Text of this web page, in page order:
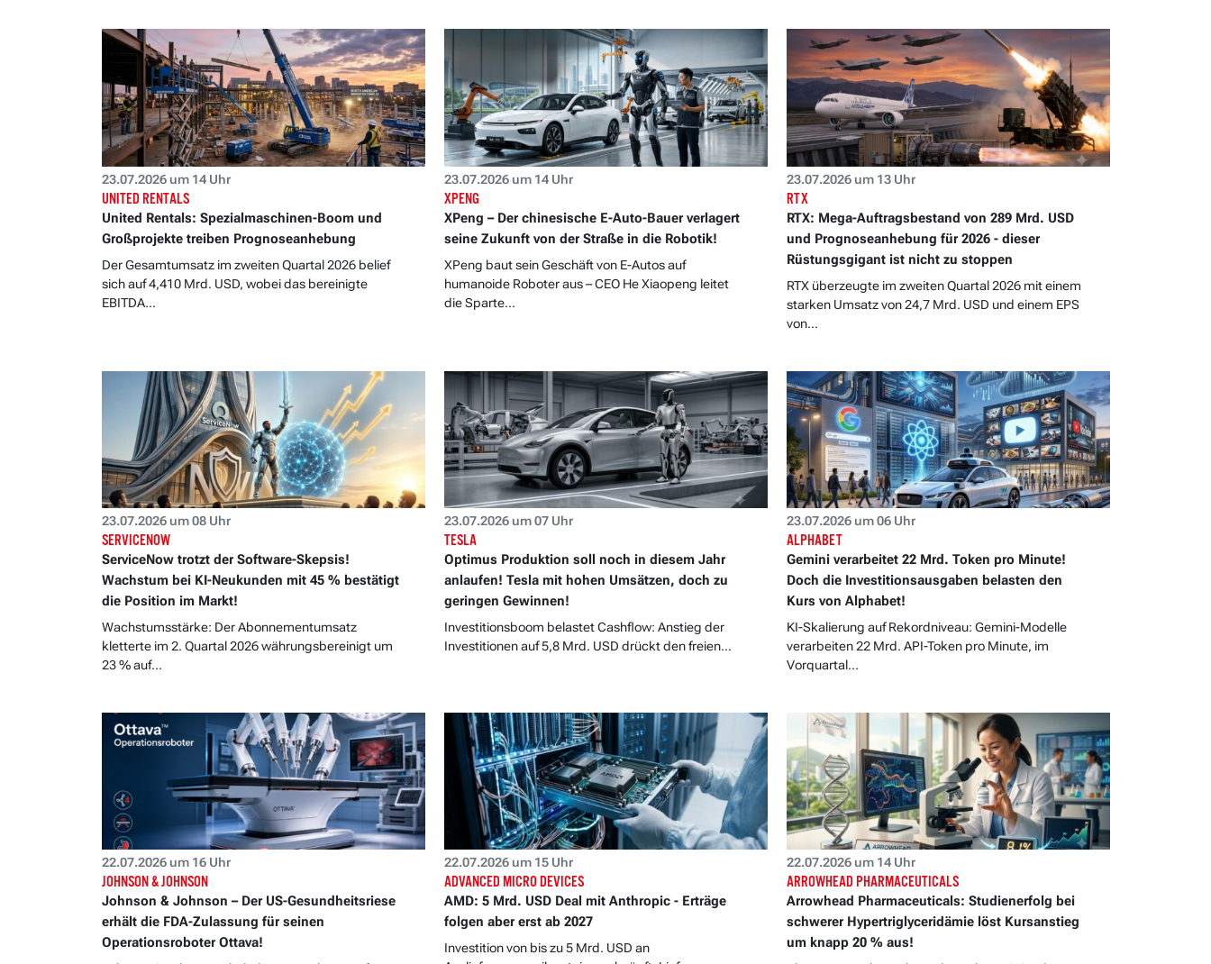
23.07.2026 um 14 Uhr
UNITED RENTALS
United Rentals: Spezialmaschinen-Boom und
Großprojekte treiben Prognoseanhebung
Der Gesamtumsatz im zweiten Quartal 2026 belief
sich auf 4,410 Mrd. USD, wobei das bereinigte
EBITDA...
23.07.2026 um 14 Uhr
XPENG
XPeng – Der chinesische E-Auto-Bauer verlagert
seine Zukunft von der Straße in die Robotik!
XPeng baut sein Geschäft von E-Autos auf
humanoide Roboter aus – CEO He Xiaopeng leitet
die Sparte...
23.07.2026 um 13 Uhr
RTX
RTX: Mega-Auftragsbestand von 289 Mrd. USD
und Prognoseanhebung für 2026 - dieser
Rüstungsgigant ist nicht zu stoppen
RTX überzeugte im zweiten Quartal 2026 mit einem
starken Umsatz von 24,7 Mrd. USD und einem EPS
von...
23.07.2026 um 08 Uhr
SERVICENOW
ServiceNow trotzt der Software-Skepsis!
Wachstum bei KI-Neukunden mit 45 % bestätigt
die Position im Markt!
Wachstumsstärke: Der Abonnementumsatz
kletterte im 2. Quartal 2026 währungsbereinigt um
23 % auf...
23.07.2026 um 07 Uhr
TESLA
Optimus Produktion soll noch in diesem Jahr
anlaufen! Tesla mit hohen Umsätzen, doch zu
geringen Gewinnen!
Investitionsboom belastet Cashflow: Anstieg der
Investitionen auf 5,8 Mrd. USD drückt den freien...
23.07.2026 um 06 Uhr
ALPHABET
Gemini verarbeitet 22 Mrd. Token pro Minute!
Doch die Investitionsausgaben belasten den
Kurs von Alphabet!
KI-Skalierung auf Rekordniveau: Gemini-Modelle
verarbeiten 22 Mrd. API-Token pro Minute, im
Vorquartal...
22.07.2026 um 16 Uhr
JOHNSON & JOHNSON
Johnson & Johnson – Der US-Gesundheitsriese
erhält die FDA-Zulassung für seinen
Operationsroboter Ottava!
22.07.2026 um 15 Uhr
ADVANCED MICRO DEVICES
AMD: 5 Mrd. USD Deal mit Anthropic - Erträge
folgen aber erst ab 2027
Investition von bis zu 5 Mrd. USD an
22.07.2026 um 14 Uhr
ARROWHEAD PHARMACEUTICALS
Arrowhead Pharmaceuticals: Studienerfolg bei
schwerer Hypertriglyceridämie löst Kursanstieg
um knapp 20 % aus!